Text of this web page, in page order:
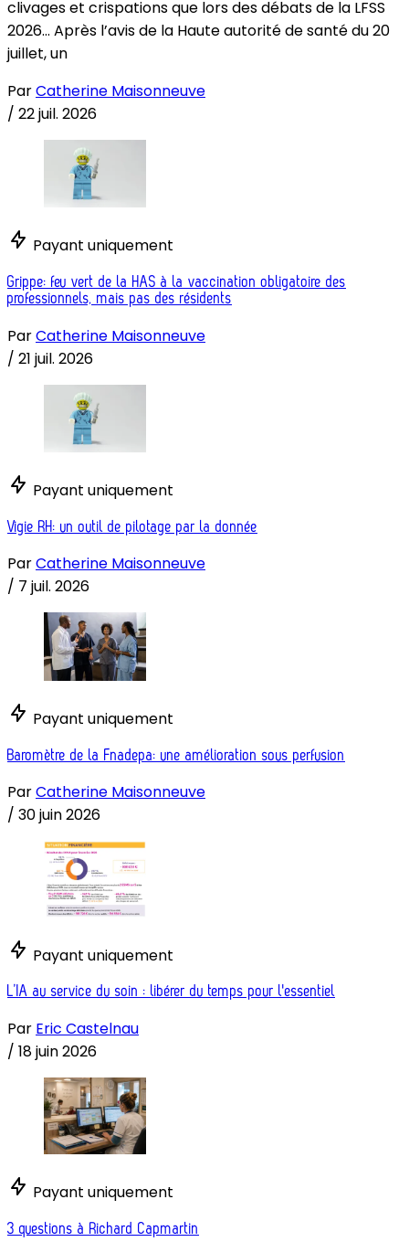
clivages et crispations que lors des débats de la LFSS
2026... Après l’avis de la Haute autorité de santé du 20
juillet, un
ParCatherine Maisonneuve
/ 22 juil. 2026
Payant uniquement
Grippe: feu vert de la HAS à la vaccination obligatoire des
professionnels, mais pas des résidents
ParCatherine Maisonneuve
/ 21 juil. 2026
Payant uniquement
Vigie RH: un outil de pilotage par la donnée
ParCatherine Maisonneuve
/ 7 juil. 2026
Payant uniquement
Baromètre de la Fnadepa: une amélioration sous perfusion
ParCatherine Maisonneuve
/ 30 juin 2026
Payant uniquement
L’IA au service du soin : libérer du temps pour l'essentiel
Par Eric Castelnau
/ 18 juin 2026
Payant uniquement
3 questions à Richard Capmartin